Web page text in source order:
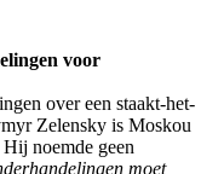
voor
over een staakt-het-
Zelensky is Moskou
noemde geen
moet